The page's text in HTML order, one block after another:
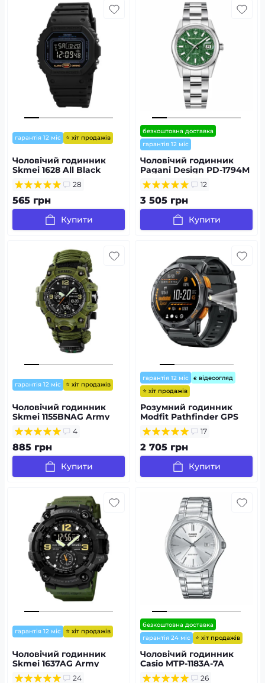
гарантія 12 міс ⭐ хіт продажів
Чоловічий годинник
Skmei 1628 All Black
28
565 грн
Купити
безкоштовна доставка
гарантія 12 міс
Чоловічий годинник
Pagani Design PD-1794M
Silver-Green
12
3 505 грн
Купити
гарантія 12 міс ⭐ хіт продажів
Чоловічий годинник
Skmei 1155BNAG Army
Green
4
885 грн
Купити
гарантія 12 міс
є відеоогляд
⭐ хіт продажів
Розумний годинник
Modfit Pathfinder GPS
Compass Black
17
2 705 грн
Купити
гарантія 12 міс ⭐ хіт продажів
Чоловічий годинник
Skmei 1637AG Army
Green
24
безкоштовна доставка
гарантія 24 міс
⭐ хіт продажів
Чоловічий годинник
Casio MTP-1183A-7A
26